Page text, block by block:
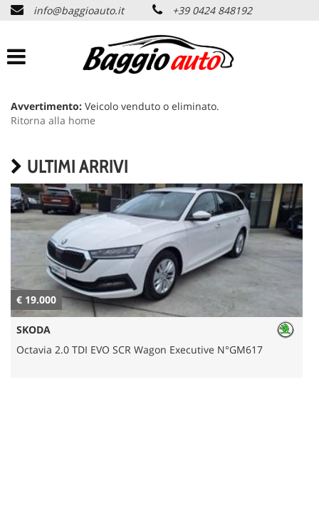
AZIENDA
LISTA VEICOLI
ASSISTENZA
SERVIZI
CONTATTI
NEWS
AREA COMMERCIANTI
info@baggioauto.it +39 0424 848192
Avvertimento: Veicolo venduto o eliminato.
Ritorna alla home
ULTIMI ARRIVI
€ 19.000
SKODA
Octavia 2.0 TDI EVO SCR Wagon Executive N°GM617